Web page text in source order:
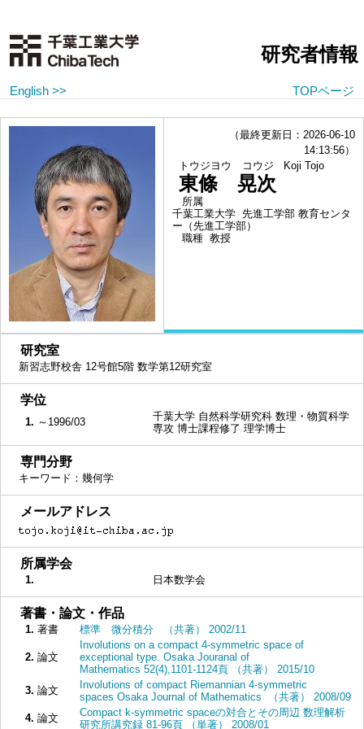
研究者情報
English >> TOPページ
（最終更新日：2026-06-10
14:13:56）
トウジヨウ コウジ
Koji Tojo
東條 晃次
所属
千葉工業大学 先進工学部 教育センタ
ー（先進工学部）
職種 教授
研究室
新習志野校舎 12号館5階 数学第12研究室
学位
1. ～1996/03
千葉大学 自然科学研究科 数理・物質科学
専攻 博士課程修了 理学博士
専門分野
キーワード：幾何学
メールアドレス
所属学会
1. 日本数学会
著書・論文・作品
1. 著書 標準 微分積分 （共著） 2002/11
2. 論文
Involutions on a compact 4-symmetric space of
exceptional type. Osaka Jouranal of
Mathematics 52(4),1101-1124頁 （共著） 2015/10
3. 論文
Involutions of compact Riemannian 4-symmetric
spaces Osaka Journal of Mathematics （共著） 2008/09
4. 論文
Compact k-symmetric spaceの対合とその周辺 数理解析
研究所講究録 81-96頁 （単著） 2008/01